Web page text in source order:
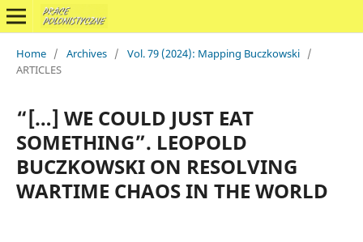
Home / Archives / Vol. 79 (2024): Mapping Buczkowski /
ARTICLES
“[…] WE COULD JUST EAT
SOMETHING”. LEOPOLD
BUCZKOWSKI ON RESOLVING
WARTIME CHAOS IN THE WORLD